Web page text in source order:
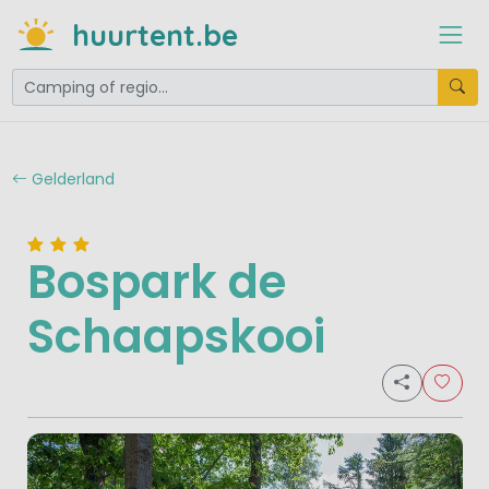
huurtent.be
Gelderland
Bospark de
Schaapskooi